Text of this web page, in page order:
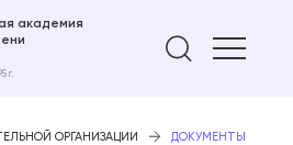
академия
г.
Найти
ОРГАНИЗАЦИИ ДОКУМЕНТЫ